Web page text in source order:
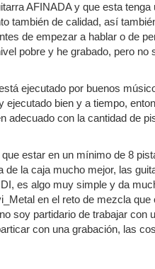
AFINADA y que esta
también de calidad, así
de empezar a hablar o de
pobre y he grabado, pero
ejecutado por buenos
ejecutado bien y a tiempo,
adecuado con la cantidad de
estar en un mínimo de 8
de la caja mucho mejor, las
es algo muy simple y da
en el reto de mezcla
soy partidario de trabajar
con una grabación, las